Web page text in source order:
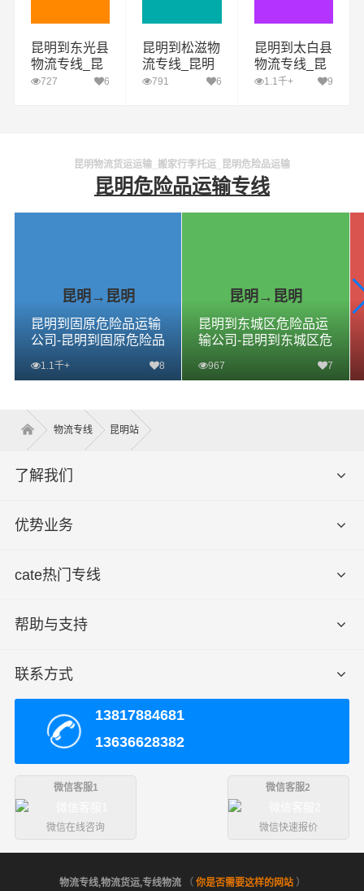
昆明到东光县
物流专线_昆
明到东光县货
727 6
昆明到松滋物
流专线_昆明
到松滋货运公
791 6
昆明到太白县
物流专线_昆
明到太白县货
1.1千+ 9
昆明物流货运运输_搬家行李托运_昆明危险品运输
昆明危险品运输专线
昆明→昆明
昆明到固原危险品运输
公司-昆明到固原危险品
险品专线
1.1千+ 8
昆明→昆明
昆明到东城区危险品运
输公司-昆明到东城区危
城区危险品专线
967 7
物流专线 昆明站
了解我们
优势业务
cate热门专线
帮助与支持
联系方式
13817884681
13636628382
微信客服1
微信在线咨询
微信客服2
微信快速报价
物流专线,物流货运,专线物流（ 你是否需要这样的网站）